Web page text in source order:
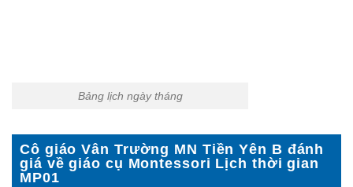
Bảng lịch ngày tháng
Cô giáo Vân Trường MN Tiền Yên B đánh
giá về giáo cụ Montessori Lịch thời gian
MP01